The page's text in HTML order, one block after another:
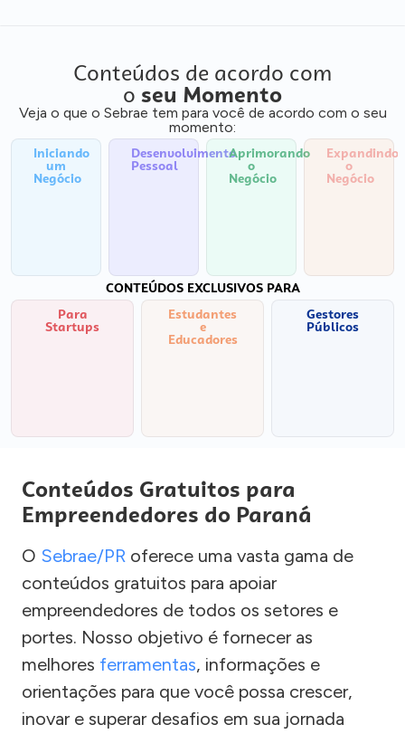
Conteúdos de acordo com
o seu Momento
Veja o que o Sebrae tem para você de acordo com o seu
momento:
Iniciando
um
Negócio
Desenvolvimento
Pessoal
Aprimorando
o
Negócio
Expandindo
o
Negócio
CONTEÚDOS EXCLUSIVOS PARA
Para
Startups
Estudantes
e
Educadores
Gestores
Públicos
Conteúdos Gratuitos para
Empreendedores do Paraná
O Sebrae/PR oferece uma vasta gama de
conteúdos gratuitos para apoiar
empreendedores de todos os setores e
portes. Nosso objetivo é fornecer as
melhores ferramentas, informações e
orientações para que você possa crescer,
inovar e superar desafios em sua jornada